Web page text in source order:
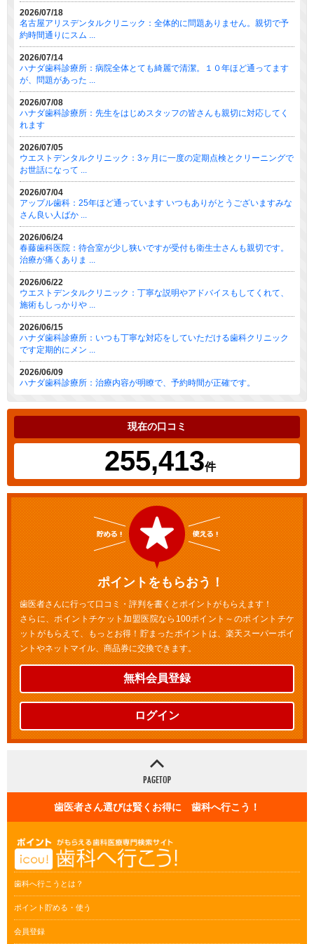
2026/07/18
名古屋アリスデンタルクリニック：全体的に問題ありません。親切で予
約時間通りにスム ...
2026/07/14
ハナダ歯科診療所：病院全体とても綺麗で清潔。１０年ほど通ってます
が、問題があった ...
2026/07/08
ハナダ歯科診療所：先生をはじめスタッフの皆さんも親切に対応してく
れます
2026/07/05
ウエストデンタルクリニック：3ヶ月に一度の定期点検とクリーニングで
お世話になって ...
2026/07/04
アップル歯科：25年ほど通っています いつもありがとうございますみな
さん良い人ばか ...
2026/06/24
春藤歯科医院：待合室が少し狭いですが受付も衛生士さんも親切です。
治療が痛くありま ...
2026/06/22
ウエストデンタルクリニック：丁寧な説明やアドバイスもしてくれて、
施術もしっかりや ...
2026/06/15
ハナダ歯科診療所：いつも丁寧な対応をしていただける歯科クリニック
です定期的にメン ...
2026/06/09
ハナダ歯科診療所：治療内容が明瞭で、予約時間が正確です。
現在の口コミ
255,413件
ポイントをもらおう！
歯医者さんに行って口コミ・評判を書くとポイントがもらえます！
さらに、ポイントチケット加盟医院なら100ポイント～のポイントチケ
ットがもらえて、もっとお得！貯まったポイントは、楽天スーパーポイ
ントやネットマイル、商品券に交換できます。
無料会員登録
ログイン
歯医者さん選びは賢くお得に 歯科へ行こう！
歯科へ行こうとは？
ポイント貯める・使う
会員登録